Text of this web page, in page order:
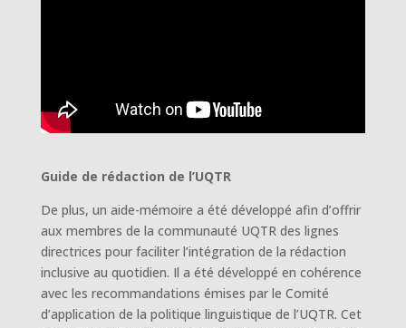
Guide de rédaction de l’UQTR
De plus, un aide-mémoire a été développé afin d’offrir
aux membres de la communauté UQTR des lignes
directrices pour faciliter l’intégration de la rédaction
inclusive au quotidien. Il a été développé en cohérence
avec les recommandations émises par le Comité
d’application de la politique linguistique de l’UQTR. Cet